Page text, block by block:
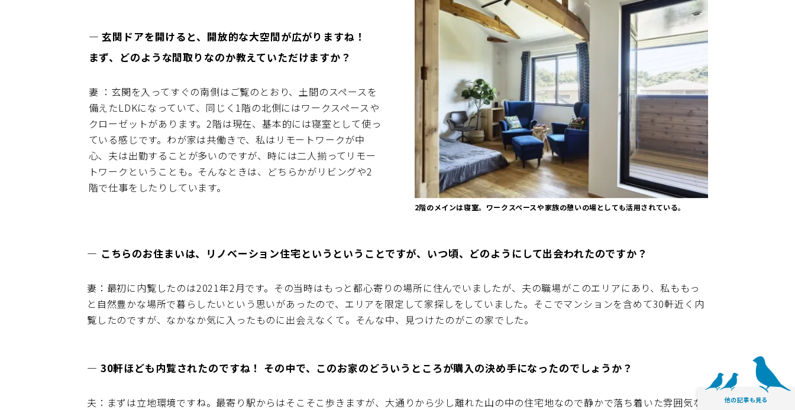
他の記事も見る
― 玄関ドアを開けると、開放的な大空間が広がりますね！
まず、どのような間取りなのか教えていただけますか？
妻 ：玄関を入ってすぐの南側はご覧のとおり、土間のスペースを
備えたLDKになっていて、同じく1階の北側にはワークスペースや
クローゼットがあります。2階は現在、基本的には寝室として使っ
ている感じです。わが家は共働きで、私はリモートワークが中
心、夫は出勤することが多いのですが、時には二人揃ってリモー
トワークということも。そんなときは、どちらかがリビングや2
階で仕事をしたりしています。
2階のメインは寝室。ワークスペースや家族の憩いの場としても活用されている。
― こちらのお住まいは、リノベーション住宅というということですが、いつ頃、どのようにして出会われたのですか？
妻：最初に内覧したのは2021年2月です。その当時はもっと都心寄りの場所に住んでいましたが、夫の職場がこのエリアにあり、私ももっ
と自然豊かな場所で暮らしたいという思いがあったので、エリアを限定して家探しをしていました。そこでマンションを含めて30軒近く内
覧したのですが、なかなか気に入ったものに出会えなくて。そんな中、見つけたのがこの家でした。
― 30軒ほども内覧されたのですね！ その中で、このお家のどういうところが購入の決め手になったのでしょうか？
夫：まずは立地環境ですね。最寄り駅からはそこそこ歩きますが、大通りから少し離れた山の中の住宅地なので静かで落ち着いた雰囲気な